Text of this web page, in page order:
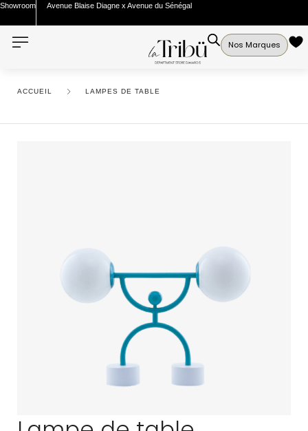
Showroom Avenue Blaise Diagne x Avenue du Sénégal
Nos Marques
ACCUEIL LAMPES DE TABLE